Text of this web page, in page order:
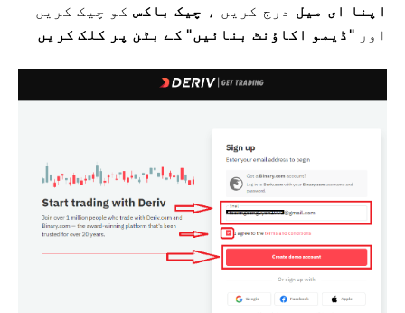
اپنا ای میل درج کریں ، چیک باکسکو چیک کریں
اور"ڈیمو اکاؤنٹ بنائیں" کے بٹن پر کلک کریں